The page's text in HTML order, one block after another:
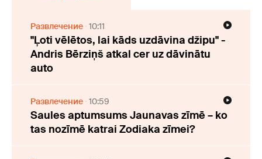
Развлечение 10:11
"Ļoti vēlētos, lai kāds uzdāvina džipu" -
Andris Bērziņš atkal cer uz dāvinātu
auto
Развлечение 10:59
Saules aptumsums Jaunavas zīmē – ko
tas nozīmē katrai Zodiaka zīmei?